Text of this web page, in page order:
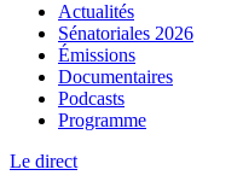
Actualités
Sénatoriales 2026
Émissions
Documentaires
Podcasts
Programme
Le direct